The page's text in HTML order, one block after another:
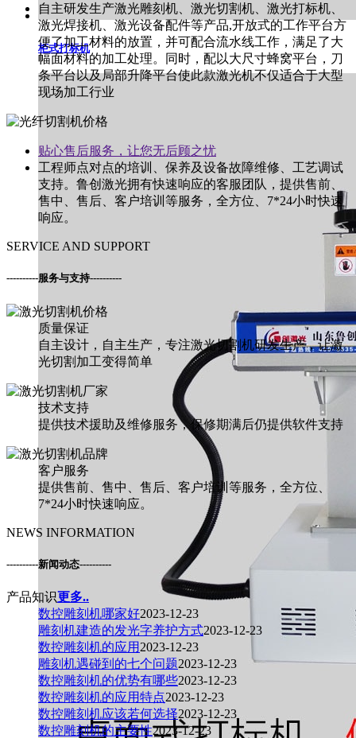
柜式打标机
自主研发生产激光雕刻机、激光切割机、激光打标机、
激光焊接机、激光设备配件等产品,开放式的工作平台方
便了加工材料的放置，并可配合流水线工作，满足了大
幅面材料的加工处理。同时，配以大尺寸蜂窝平台，刀
条平台以及局部升降平台使此款激光机不仅适合于大型
现场加工行业
贴心售后服务，让您无后顾之忧
工程师点对点的培训、保养及设备故障维修、工艺调试
支持。鲁创激光拥有快速响应的客服团队，提供售前、
售中、售后、客户培训等服务，全方位、7*24小时快速
响应。
SERVICE AND SUPPORT
----------服务与支持----------
质量保证
自主设计，自主生产，专注激光切割机研发生产，让激
光切割加工变得简单
技术支持
提供技术援助及维修服务，保修期满后仍提供软件支持
客户服务
提供售前、售中、售后、客户培训等服务，全方位、
7*24小时快速响应。
NEWS INFORMATION
----------新闻动态----------
产品知识更多..
数控雕刻机哪家好2023-12-23
雕刻机建造的发光字养护方式2023-12-23
数控雕刻机的应用 2023-12-23
雕刻机遇碰到的七个问题2023-12-23
数控雕刻机的优势有哪些2023-12-23
数控雕刻机的应用特点2023-12-23
数控雕刻机应该若何选择2023-12-23
数控雕刻机的主要性2023-12-23